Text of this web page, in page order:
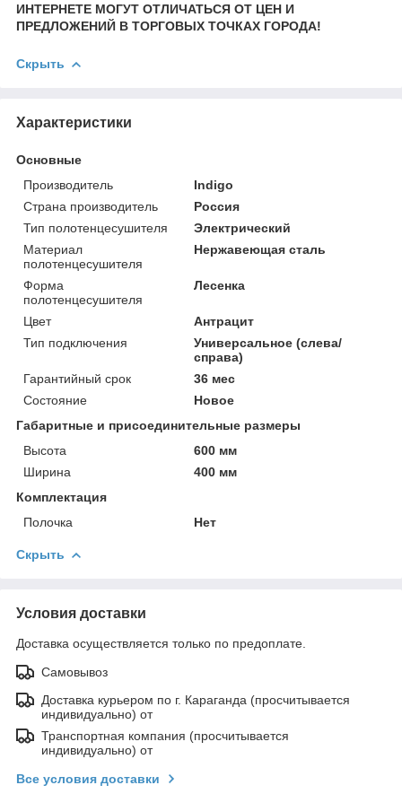
ИНТЕРНЕТЕ МОГУТ ОТЛИЧАТЬСЯ ОТ ЦЕН И
ПРЕДЛОЖЕНИЙ В ТОРГОВЫХ ТОЧКАХ ГОРОДА!
Скрыть
Характеристики
Основные
Производитель
Indigo
Страна производитель
Россия
Тип полотенцесушителя
Электрический
Материал
полотенцесушителя
Нержавеющая сталь
Форма
полотенцесушителя
Лесенка
Цвет
Антрацит
Тип подключения
Универсальное (слева/
справа)
Гарантийный срок
36 мес
Состояние
Новое
Габаритные и присоединительные размеры
Высота
600 мм
Ширина
400 мм
Комплектация
Полочка
Нет
Скрыть
Условия доставки
Доставка осуществляется только по предоплате.
Самовывоз
Доставка курьером по г. Караганда (просчитывается
индивидуально) от
Транспортная компания (просчитывается
индивидуально) от
Все условия доставки